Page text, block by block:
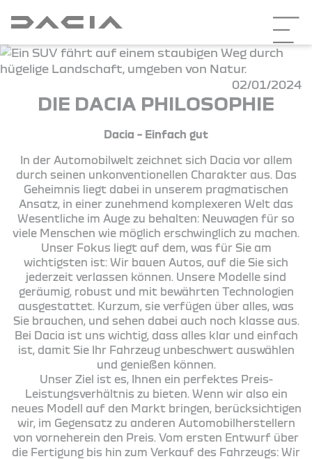
02/01/2024
DIE DACIA PHILOSOPHIE
Dacia – Einfach gut
In der Automobilwelt zeichnet sich Dacia vor allem
durch seinen unkonventionellen Charakter aus. Das
Geheimnis liegt dabei in unserem pragmatischen
Ansatz, in einer zunehmend komplexeren Welt das
Wesentliche im Auge zu behalten: Neuwagen für so
viele Menschen wie möglich erschwinglich zu machen.
Unser Fokus liegt auf dem, was für Sie am
wichtigsten ist: Wir bauen Autos, auf die Sie sich
jederzeit verlassen können. Unsere Modelle sind
geräumig, robust und mit bewährten Technologien
ausgestattet. Kurzum, sie verfügen über alles, was
Sie brauchen, und sehen dabei auch noch klasse aus.
Bei Dacia ist uns wichtig, dass alles klar und einfach
ist, damit Sie Ihr Fahrzeug unbeschwert auswählen
und genießen können.
Unser Ziel ist es, Ihnen ein perfektes Preis-
Leistungsverhältnis zu bieten. Wenn wir also ein
neues Modell auf den Markt bringen, berücksichtigen
wir, im Gegensatz zu anderen Automobilherstellern
von vorneherein den Preis. Vom ersten Entwurf über
die Fertigung bis hin zum Verkauf des Fahrzeugs: Wir